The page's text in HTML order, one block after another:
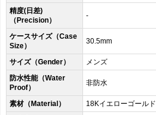
精度(日差)
（Precision）
-
ケースサイズ（Case
Size）
30.5mm
サイズ（Gender）
メンズ
防水性能（Water
Proof）
非防水
素材（Material）
18Kイエローゴールド